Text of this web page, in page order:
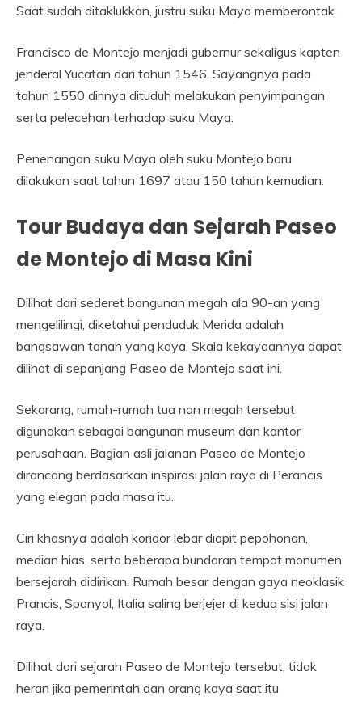
Saat sudah ditaklukkan, justru suku Maya memberontak.
Francisco de Montejo menjadi gubernur sekaligus kapten
jenderal Yucatan dari tahun 1546. Sayangnya pada
tahun 1550 dirinya dituduh melakukan penyimpangan
serta pelecehan terhadap suku Maya.
Penenangan suku Maya oleh suku Montejo baru
dilakukan saat tahun 1697 atau 150 tahun kemudian.
Tour Budaya dan Sejarah Paseo
de Montejo di Masa Kini
Dilihat dari sederet bangunan megah ala 90-an yang
mengelilingi, diketahui penduduk Merida adalah
bangsawan tanah yang kaya. Skala kekayaannya dapat
dilihat di sepanjang Paseo de Montejo saat ini.
Sekarang, rumah-rumah tua nan megah tersebut
digunakan sebagai bangunan museum dan kantor
perusahaan. Bagian asli jalanan Paseo de Montejo
dirancang berdasarkan inspirasi jalan raya di Perancis
yang elegan pada masa itu.
Ciri khasnya adalah koridor lebar diapit pepohonan,
median hias, serta beberapa bundaran tempat monumen
bersejarah didirikan. Rumah besar dengan gaya neoklasik
Prancis, Spanyol, Italia saling berjejer di kedua sisi jalan
raya.
Dilihat dari sejarah Paseo de Montejo tersebut, tidak
heran jika pemerintah dan orang kaya saat itu